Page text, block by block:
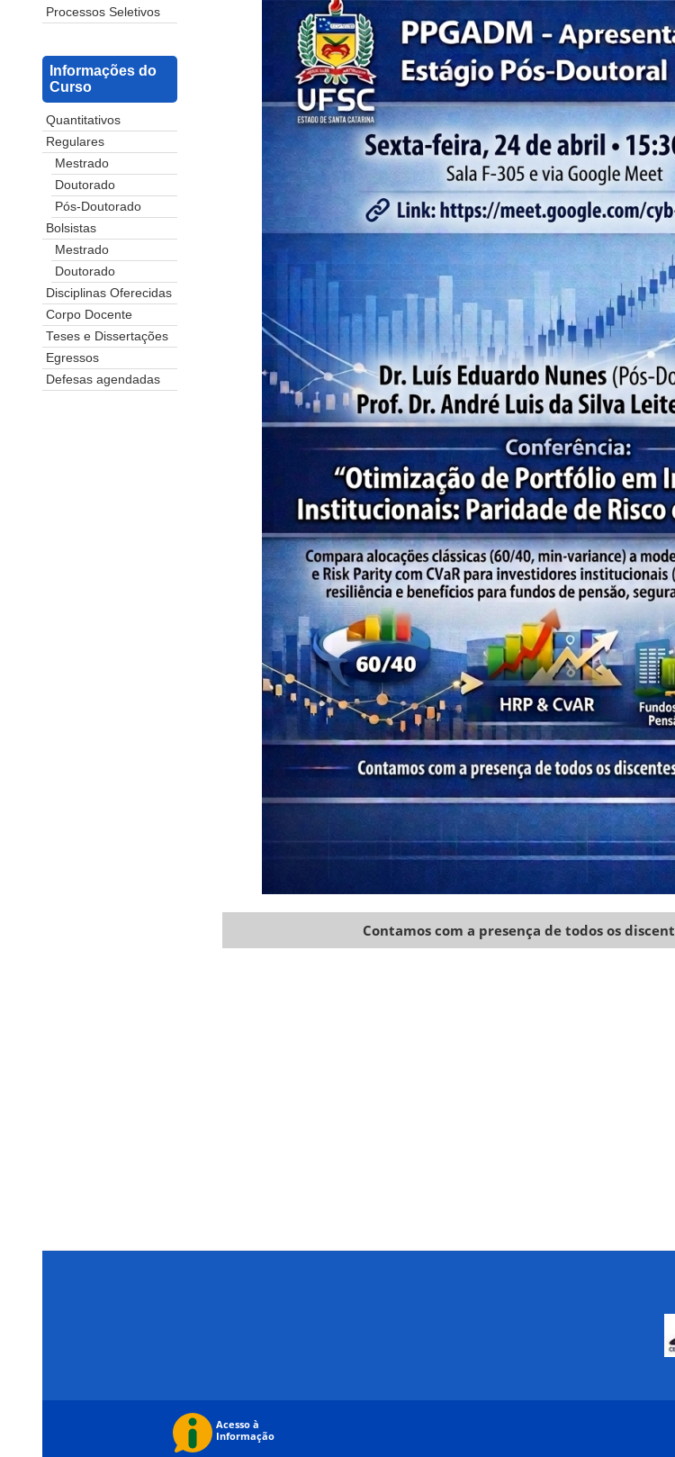
Processos Seletivos
Informações do
Curso
Quantitativos
Regulares
Mestrado
Doutorado
Pós-Doutorado
Bolsistas
Mestrado
Doutorado
Disciplinas Oferecidas
Corpo Docente
Teses e Dissertações
Egressos
Defesas agendadas
Contamos com a presença de todos os